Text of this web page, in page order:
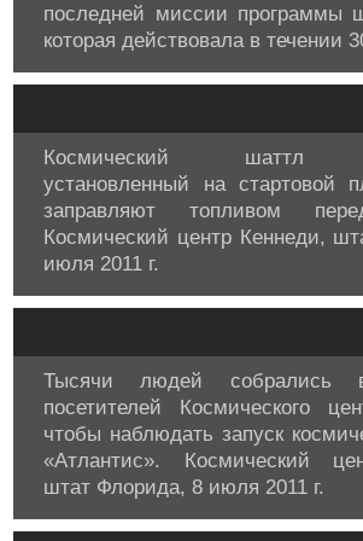
последней миссии программы
которая действовала в течении
Космический шаттл
установленный на стартовой
заправляют топливом
Космический центр Кеннеди,
июля 2011 г.
Тысячи людей собрались
посетителей Космического
чтобы наблюдать запуск
«Атлантис». Космический
штат Флорида, 8 июля 2011 г.